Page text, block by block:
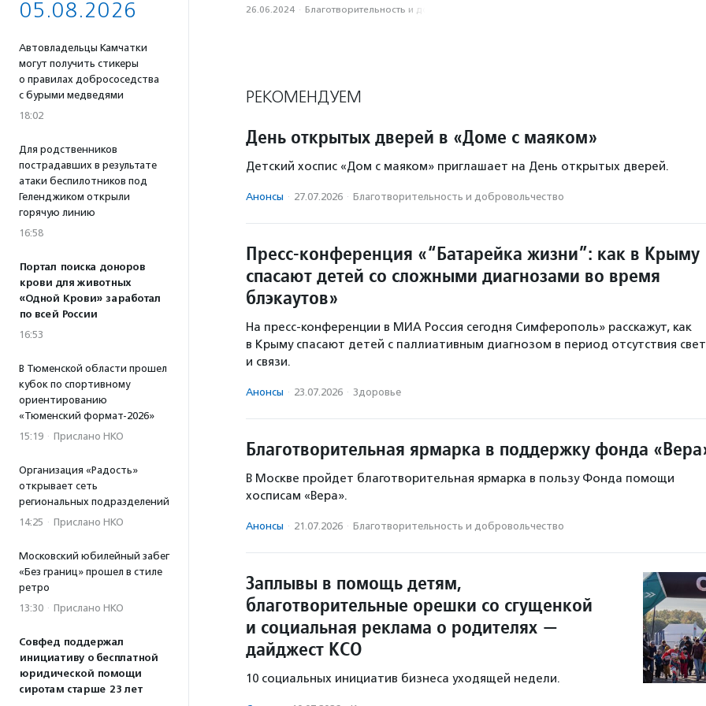
05.08.2026
Автовладельцы Камчатки
могут получить стикеры
о правилах добрососедства
с бурыми медведями
18:02
Для родственников
пострадавших в результате
атаки беспилотников под
Геленджиком открыли
горячую линию
16:58
Портал поиска доноров
крови для животных
«Одной Крови» заработал
по всей России
16:53
В Тюменской области прошел
кубок по спортивному
ориентированию
«Тюменский формат-2026»
15:19 · Прислано НКО
Организация «Радость»
открывает сеть
региональных подразделений
14:25 · Прислано НКО
Московский юбилейный забег
«Без границ» прошел в стиле
ретро
13:30 · Прислано НКО
Совфед поддержал
инициативу о бесплатной
юридической помощи
сиротам старше 23 лет
26.06.2024 · Благотвори­тель­ность и доброволь­чест­во
РЕКОМЕНДУЕМ
День открытых дверей в «Доме с маяком»
Детский хоспис «Дом с маяком» приглашает на День открытых дверей.
Анонсы · 27.07.2026 · Благотвори­тель­ность и доброволь­чест­во
Пресс-конференция «“Батарейка жизни”: как в Крыму
спасают детей со сложными диагнозами во время
блэкаутов»
На пресс-конференции в МИА Россия сегодня Симферополь» расскажут, как
в Крыму спасают детей с паллиативным диагнозом в период отсутствия
и связи.
Анонсы · 23.07.2026 · Здоровье
Благотворительная ярмарка в поддержку фонда
В Москве пройдет благотворительная ярмарка в пользу Фонда помощи
хосписам «Вера».
Анонсы · 21.07.2026 · Благотвори­тель­ность и доброволь­чест­во
Заплывы в помощь детям,
благотворительные орешки со сгущенкой
и социальная реклама о родителях —
дайджест КСО
10 социальных инициатив бизнеса уходящей недели.